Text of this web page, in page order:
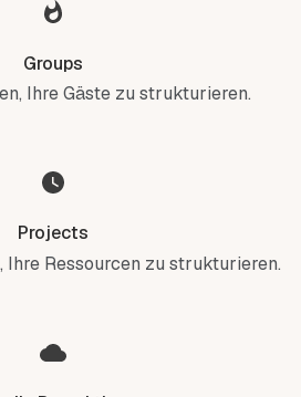
Groups
Ihre Gäste zu strukturieren.
Projects
Ihre Ressourcen zu strukturieren.